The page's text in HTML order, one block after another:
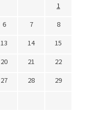
1
6 7
8
13 14
15
20 21
22
27 28
29